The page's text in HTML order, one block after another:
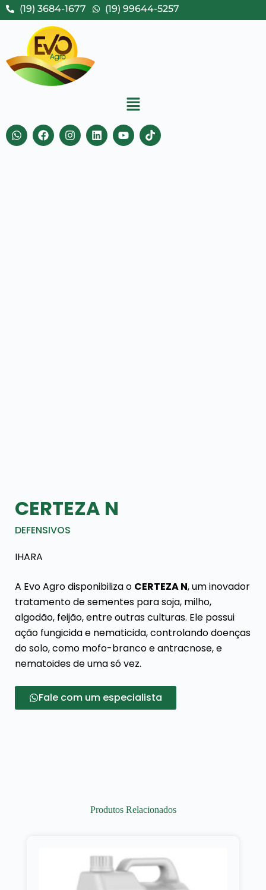
(19) 3684-1677 (19) 99644-5257
CERTEZA N
DEFENSIVOS
IHARA
A Evo Agro disponibiliza o CERTEZA N, um inovador
tratamento de sementes para soja, milho,
algodão, feijão, entre outras culturas. Ele possui
ação fungicida e nematicida, controlando doenças
do solo, como mofo-branco e antracnose, e
nematoides de uma só vez.
Fale com um especialista
Produtos Relacionados